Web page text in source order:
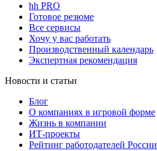
hh PRO
Готовое резюме
Все сервисы
Хочу у вас работать
Производственный календарь
Экспертная рекомендация
Новости и статьи
Блог
О компаниях в игровой форме
Жизнь в компании
ИТ-проекты
Рейтинг работодателей России